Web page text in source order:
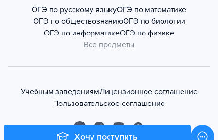
Хочу поступить
ОГЭ по русскому языкуОГЭ по математике
ОГЭ по обществознаниюОГЭ по биологии
ОГЭ по информатикеОГЭ по физике
Все предметы
Учебным заведениямЛицензионное соглашение
Пользовательское соглашение